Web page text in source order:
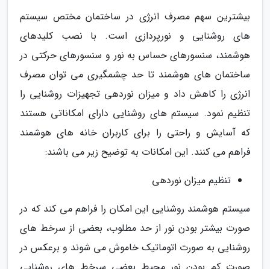
بیشترین سهم مصرف انرژی در ساختمان مختص سیستم
های روشنایی و نورپردازی است. با نصب کلیدهای
هوشمند، سنسورهای حساس به نور و سنسورهای حرکتی در
ساختمان های هوشمند تا حد چشمگیری می توان مصرف
انرژی را کاهش داد و میزان نوردهی تجهیزات روشنایی را
تنظیم نمود. سیستم های روشنایی دارای امکاناتی هستند
که آسایش و راحتی را برای کاربران خانه های هوشمند
فراهم می کنند. این امکانات به توضیح زیر می باشند:
تنظیم میزان نوردهی
سیستم هوشمند روشنایی این امکان را فراهم می کند که در
صورت بیشتر بودن نور از حد مطلوب، بعضی از سرخط های
روشنایی به صورت اتوماتیک خاموش می شوند و برعکس در